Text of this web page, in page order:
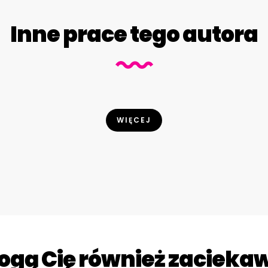
Inne prace tego autora
WIĘCEJ
Cię również